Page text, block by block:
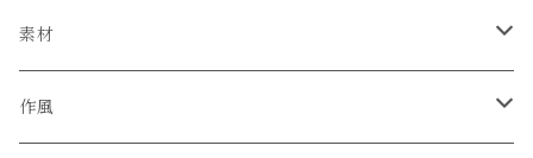
カイトアヤキ
きほんの道具 あべ
信楽焼
砥部焼
素材
陶器
作風